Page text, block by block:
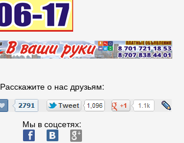
Расскажите о нас друзьям:
Мы в соцсетях:
ä æ è